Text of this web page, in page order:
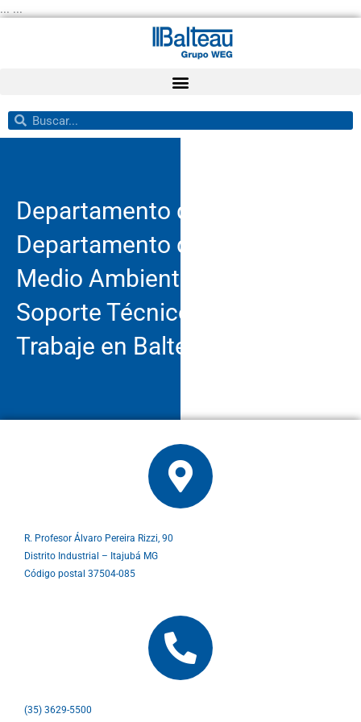
... ...
Buscar
Buscar
Departamento de Suministros
Departamento de Ventas
Medio Ambiente
Soporte Técnico
Trabaje en Balteau
R. Profesor Álvaro Pereira Rizzi, 90
Distrito Industrial – Itajubá MG
Código postal 37504-085
(35) 3629-5500